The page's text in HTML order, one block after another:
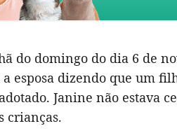
do domingo do dia 6 de
esposa dizendo que um
Janine não estava
crianças.